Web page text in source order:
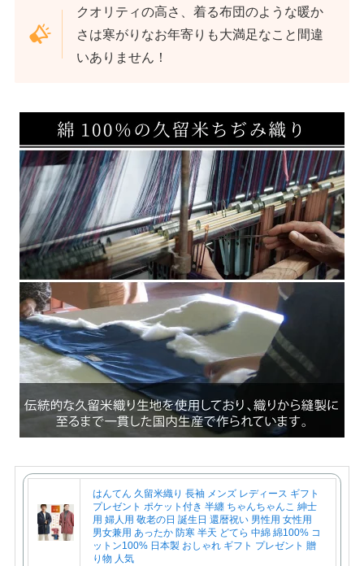
クオリティの高さ、着る布団のような暖か
さは寒がりなお年寄りも大満足なこと間違
いありません！
はんてん 久留米織り 長袖 メンズ レディース ギフト
プレゼント ポケット付き 半纏 ちゃんちゃんこ 紳士
用 婦人用 敬老の日 誕生日 還暦祝い 男性用 女性用
男女兼用 あったか 防寒 半天 どてら 中綿 綿100% コ
ットン100% 日本製 おしゃれ ギフト プレゼント 贈
り物 人気